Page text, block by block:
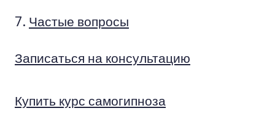
Частые вопросы
Записаться на консультацию
Купить курс самогипноза